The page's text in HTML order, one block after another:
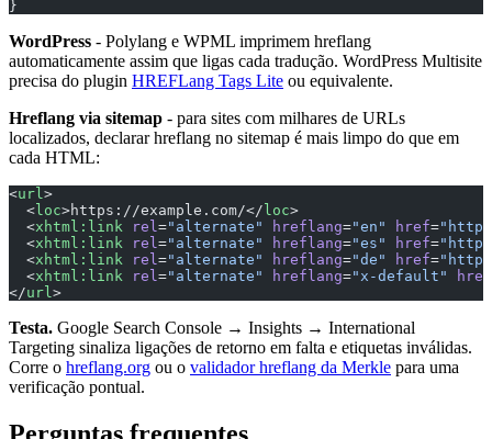
}
WordPress - Polylang e WPML imprimem hreflang
automaticamente assim que ligas cada tradução. WordPress Multisite
precisa do plugin HREFLang Tags Lite ou equivalente.
Hreflang via sitemap - para sites com milhares de URLs
localizados, declarar hreflang no sitemap é mais limpo do que em
cada HTML:
<url>
  <
loc>https://example.com/</ loc>
  <
xhtml:link rel="alternate" hreflang="en" href=
  <
xhtml:link rel="alternate" hreflang="es" href=
  <
xhtml:link rel="alternate" hreflang="de" href=
  <
xhtml:link rel="alternate" hreflang="x-default"
href
</url>
Testa. Google Search Console → Insights → International
Targeting sinaliza ligações de retorno em falta e etiquetas inválidas.
Corre o hreflang.org ou o validador hreflang da Merkle para uma
verificação pontual.